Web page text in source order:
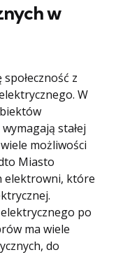
w
z
W
stałej
możliwości
Miasto
elektrowni, które
po
ma wiele
do